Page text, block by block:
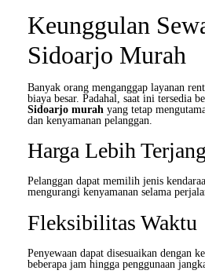
Keunggulan
Sidoarjo Murah
Banyak orang menganggap layanan
biaya besar. Padahal, saat ini tersedia
Sidoarjo murah yang tetap
dan kenyamanan pelanggan.
Harga Lebih
Pelanggan dapat memilih jenis
mengurangi kenyamanan selama
Fleksibilitas Waktu
Penyewaan dapat disesuaikan dengan
beberapa jam hingga penggunaan